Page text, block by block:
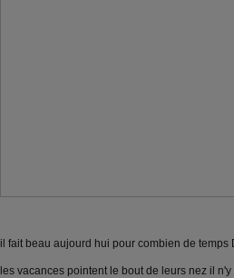
il fait beau aujourd hui pour combien de temps
les vacances pointent le bout de leurs nez il